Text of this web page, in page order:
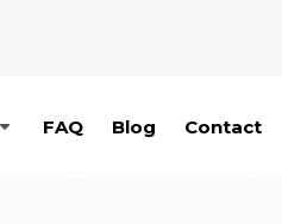
FAQ Blog Contact